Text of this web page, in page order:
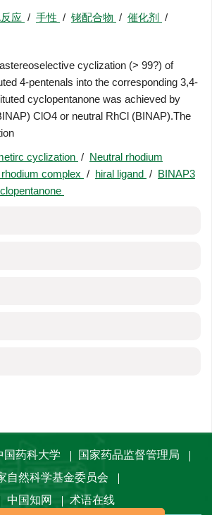
应 / 手性 / 铑配合物 / 催化剂
/
cyclization (> 99?) of
4-pentenals into the corresponding 3,4-
cyclopentanone was achieved by
ClO4 or neutral RhCl (BINAP).The
cyclization / Neutral rhodium
complex / hiral ligand / BINAP3
国药科大学
国家药品监督管理局
自然科学基金委员会
中国知网 术语在线